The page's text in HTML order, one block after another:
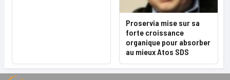
Proservia mise sur sa
forte croissance
organique pour absorber
au mieux Atos SDS